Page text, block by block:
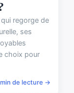
regorge de
ses
choix pour
de lecture →